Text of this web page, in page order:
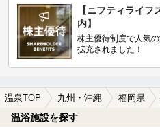
【ニフティライ
内】
株主優待制度で人気
拡充されました！
温泉TOP 九州・沖縄 福岡県
温浴施設を探す